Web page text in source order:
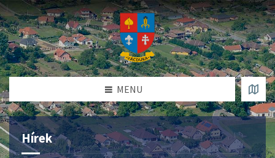
MENU
Hírek